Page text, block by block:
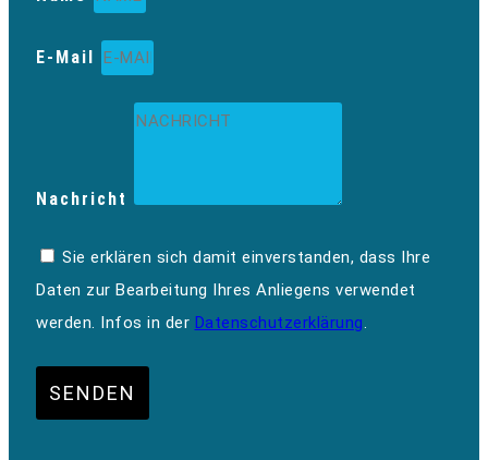
E-Mail
Nachricht
Sie erklären sich damit einverstanden, dass Ihre
Daten zur Bearbeitung Ihres Anliegens verwendet
werden. Infos in der Datenschutzerklärung.
SENDEN